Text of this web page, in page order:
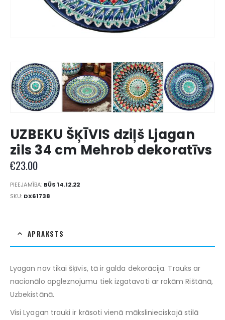
UZBEKU ŠĶĪVIS dziļš Ljagan
zils 34 cm Mehrob dekoratīvs
€23.00
PIEEJAMĪBA: BŪS 14.12.22
SKU: DX61738
APRAKSTS
Lyagan nav tikai šķīvis, tā ir galda dekorācija. Trauks ar
nacionālo apgleznojumu tiek izgatavoti ar rokām Rištānā,
Uzbekistānā.
Visi Lyagan trauki ir krāsoti vienā mākslinieciskajā stilā